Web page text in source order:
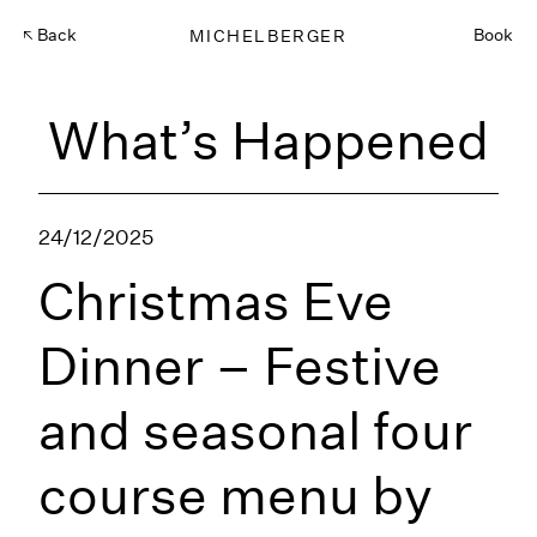
Back MICHELBERGER Book
What’s Happened
24/12/2025
Christmas Eve
Dinner – Festive
and seasonal four
course menu by